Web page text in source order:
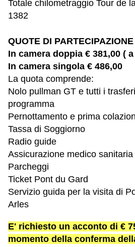
Totale chilometraggio Tour de
1382
QUOTE DI PARTECIPAZIONE
In camera doppia € 381,00 (
In camera singola € 486,00
La quota comprende:
Nolo pullman GT e tutti i
programma
Pernottamento e prima
Tassa di Soggiorno
Radio guide
Assicurazione medico sanitaria
Parcheggi
Ticket Pont du Gard
Servizio guida per la visita di
Arles
E' richiesto un acconto di €
momento della conferma